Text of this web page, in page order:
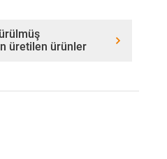
üretilen ürünler